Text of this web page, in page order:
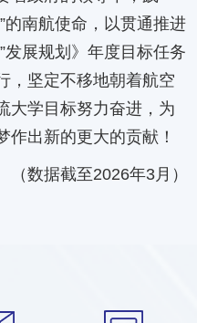
的南航使命，以贯通推进
发展规划》年度目标任务
，坚定不移地朝着航空
大学目标努力奋进，为
作出新的更大的贡献！
（数据截至2026年3月）